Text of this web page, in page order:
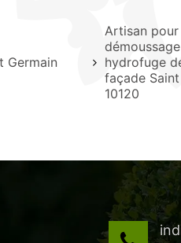
Germain
Artisan
hydrofuge
façade
10120